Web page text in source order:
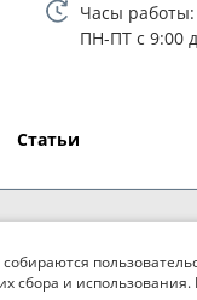
Часы работы:
ПН-ПТ с 9:00
Статьи
сбора и использования.